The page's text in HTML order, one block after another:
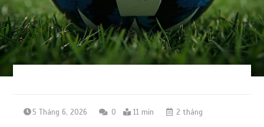
5 Tháng 6, 2026 0 11 min 2 tháng
Thép Xanh Nam Định là một trong những đội bóng